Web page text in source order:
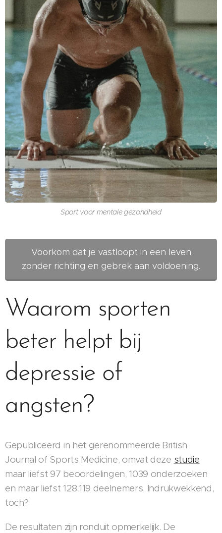
Sport voor mentale gezondheid
Voorkom dat je vastloopt in een leven
zonder richting en gebrek aan voldoening.
Waarom sporten
beter helpt bij
depressie of
angsten?
Gepubliceerd in het gerenommeerde British
Journal of Sports Medicine, omvat deze studie
maar liefst 97 beoordelingen, 1039 onderzoeken
en maar liefst 128.119 deelnemers. Indrukwekkend,
toch?
De resultaten zijn ronduit opmerkelijk. De